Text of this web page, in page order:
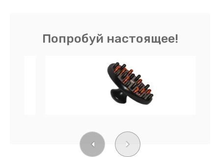
Попробуй настоящее!